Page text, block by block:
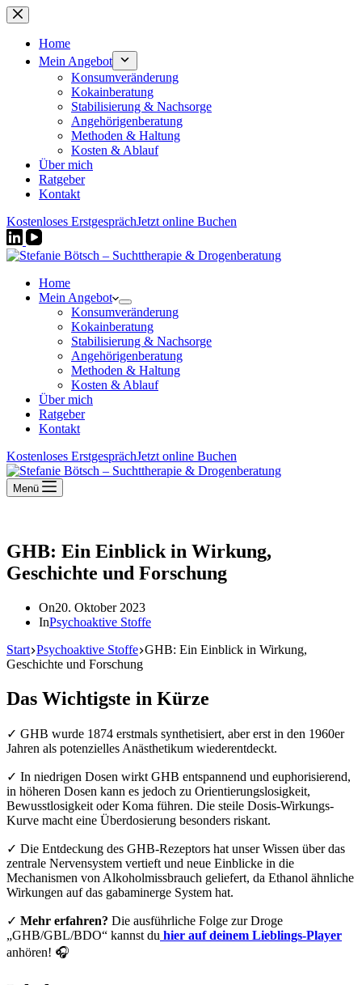
Zum
Inhalt
springenHome
Mein Angebot
Konsumveränderung
Kokainberatung
Stabilisierung & Nachsorge
Angehörigenberatung
Methoden & Haltung
Kosten & Ablauf
Über mich
Ratgeber
Kontakt
Kostenloses ErstgesprächJetzt online Buchen
Home
Mein Angebot
Konsumveränderung
Kokainberatung
Stabilisierung & Nachsorge
Angehörigenberatung
Methoden & Haltung
Kosten & Ablauf
Über mich
Ratgeber
Kontakt
Kostenloses ErstgesprächJetzt online Buchen
Menü
GHB: Ein Einblick in Wirkung,
Geschichte und Forschung
On20. Oktober 2023
InPsychoaktive Stoffe
Start Psychoaktive Stoffe GHB: Ein Einblick in Wirkung,
Geschichte und Forschung
Das Wichtigste in Kürze
✓ GHB wurde 1874 erstmals synthetisiert, aber erst in den 1960er
Jahren als potenzielles Anästhetikum wiederentdeckt.
✓ In niedrigen Dosen wirkt GHB entspannend und euphorisierend,
in höheren Dosen kann es jedoch zu Orientierungslosigkeit,
Bewusstlosigkeit oder Koma führen. Die steile Dosis-Wirkungs-
Kurve macht eine Überdosierung besonders riskant.
✓ Die Entdeckung des GHB-Rezeptors hat unser Wissen über das
zentrale Nervensystem vertieft und neue Einblicke in die
Mechanismen von Alkoholmissbrauch geliefert, da Ethanol ähnliche
Wirkungen auf das gabaminerge System hat.
✓ Mehr erfahren? Die ausführliche Folge zur Droge
„GHB/GBL/BDO“ kannst du hier auf deinem Lieblings-Player
anhören! 🎧